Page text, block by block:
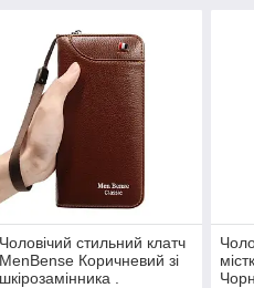
Чоловічий стильний клатч
MenBense Коричневий зі
шкірозамінника .